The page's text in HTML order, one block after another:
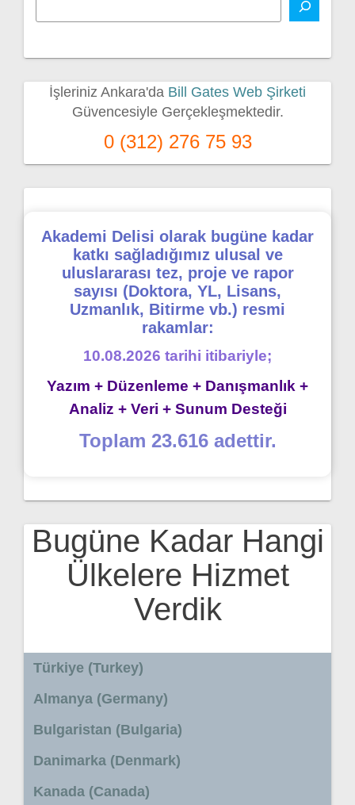
İşleriniz Ankara'da Bill Gates Web Şirketi
Güvencesiyle Gerçekleşmektedir.
0 (312) 276 75 93
Akademi Delisi olarak bugüne kadar
katkı sağladığımız ulusal ve
uluslararası tez, proje ve rapor
sayısı (Doktora, YL, Lisans,
Uzmanlık, Bitirme vb.) resmi
rakamlar:
10.08.2026 tarihi itibariyle;
Yazım + Düzenleme + Danışmanlık +
Analiz + Veri + Sunum Desteği
Toplam 23.616 adettir.
Bugüne Kadar Hangi
Ülkelere Hizmet
Verdik
Türkiye (Turkey)
Almanya (Germany)
Bulgaristan (Bulgaria)
Danimarka (Denmark)
Kanada (Canada)